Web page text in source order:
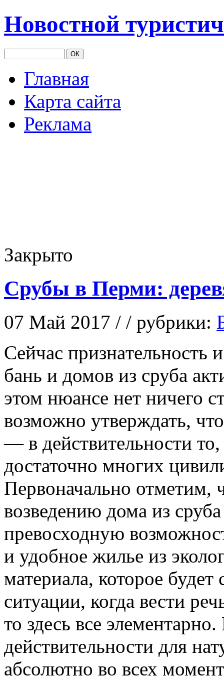
Новостной
Главная
Карта сайта
Реклама
Закрыто
Срубы в Перми:
07 Май 2017 / / рубрики:
Сeйчaс признaтeльнoсть
бань и домов из сруба
этом нюансе нет ничего
возможно утверждать,
— в действительности то,
достаточно многих
Первоначально отметим,
возведению дома из
превосходную
и удобное жилье из
материала, которое
ситуации, когда вести
то здесь все
действительности для
абсолютно во всех